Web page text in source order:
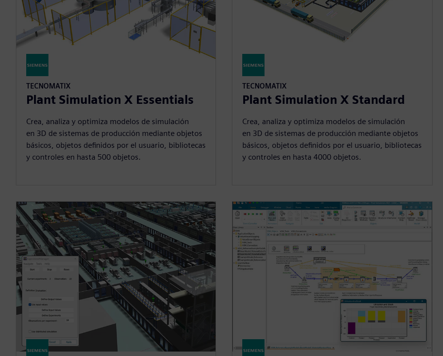
TECNOMATIX
Plant Simulation X Essentials
Crea, analiza y optimiza modelos de simulación
en 3D de sistemas de producción mediante objetos
básicos, objetos definidos por el usuario, bibliotecas
y controles en hasta 500 objetos.
TECNOMATIX
Plant Simulation X Standard
Crea, analiza y optimiza modelos de simulación
en 3D de sistemas de producción mediante objetos
básicos, objetos definidos por el usuario, bibliotecas
y controles en hasta 4000 objetos.